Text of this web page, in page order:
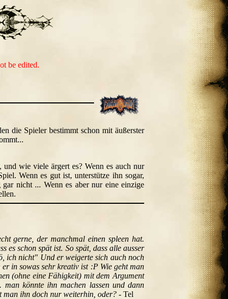
be edited.
die Spieler bestimmt schon mit äußerster
wie viele ärgert es? Wenn es auch nur
Wenn es gut ist, unterstütze ihn sogar,
nicht ... Wenn es aber nur eine einzige
gerne, der manchmal einen spleen hat.
es schon spät ist. So spät, dass alle ausser
ich nicht" Und er weigerte sich auch noch
in sowas sehr kreativ ist :P Wie geht man
(ohne eine Fähigkeit) mit dem Argument
könnte ihn machen lassen und dann
man ihn doch nur weiterhin, oder? - Tel